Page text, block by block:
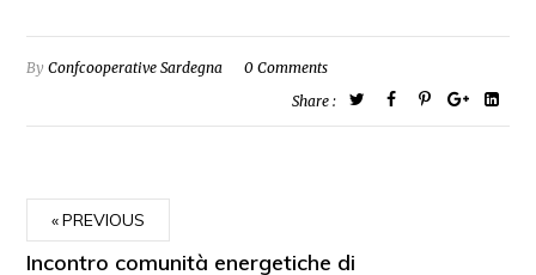
ByConfcooperative Sardegna
0 Comments
Share :
PREVIOUS
Incontro comunità energetiche di